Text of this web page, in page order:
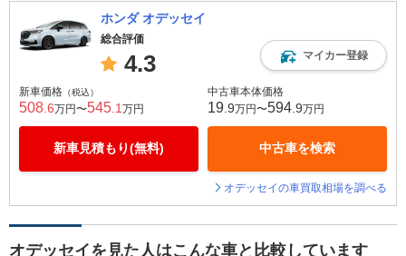
ホンダ オデッセイ
総合評価
4.3 マイカー登録
新車価格 （税込）
508 .6万円〜545 .1 万円
新車見積もり(無料)
中古車本体価格
19 .9万円〜594 .9万円
中古車を検索
オデッセイの車買取相場を調べる
オデッセイを見た人はこんな車と比較しています